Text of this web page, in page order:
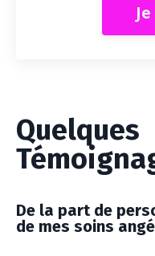
Quelques
De la part de
de mes soins